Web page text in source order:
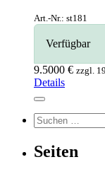
Art.-Nr.: st181
Verfügbar
9.5000 € zzgl.
Details
Suchen
nach:
Seiten